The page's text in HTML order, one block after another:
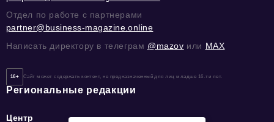
Отдел по работе с партнерами
partner@business-magazine.online
Написать директору в телеграм @mazov или MAX
16+ Сайт может содержать контент, не предназначенный для лиц младше 16-ти лет.
Региональные редакции
Центр